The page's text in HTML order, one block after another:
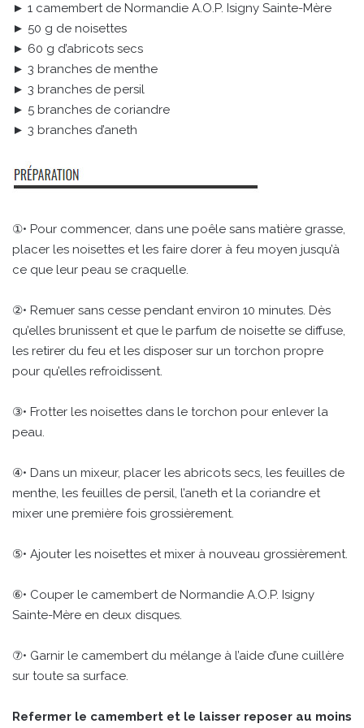
► 1 camembert de Normandie A.O.P. Isigny Sainte-Mère
► 50 g de noisettes
► 60 g d’abricots secs
► 3 branches de menthe
► 3 branches de persil
► 5 branches de coriandre
► 3 branches d’aneth
①• Pour commencer, dans une poêle sans matière grasse,
placer les noisettes et les faire dorer à feu moyen jusqu’à
ce que leur peau se craquelle.
②• Remuer sans cesse pendant environ 10 minutes. Dès
qu’elles brunissent et que le parfum de noisette se diffuse,
les retirer du feu et les disposer sur un torchon propre
pour qu’elles refroidissent.
③• Frotter les noisettes dans le torchon pour enlever la
peau.
④• Dans un mixeur, placer les abricots secs, les feuilles de
menthe, les feuilles de persil, l’aneth et la coriandre et
mixer une première fois grossièrement.
⑤• Ajouter les noisettes et mixer à nouveau grossièrement.
⑥• Couper le camembert de Normandie A.O.P. Isigny
Sainte-Mère en deux disques.
⑦• Garnir le camembert du mélange à l’aide d’une cuillère
sur toute sa surface.
Refermer le camembert et le laisser reposer au moins